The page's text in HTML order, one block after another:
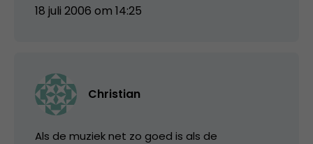
18 juli 2006 om 14:25
Christian
Als de muziek net zo goed is als de